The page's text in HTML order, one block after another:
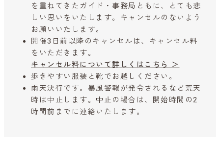
を重ねてきたガイド・事務局ともに、とても悲
しい思いをいたします。キャンセルのないよう
お願いいたします。
開催3日前以降のキャンセルは、キャンセル料
をいただきます。
キャンセル料について詳しくはこちら ＞
歩きやすい服装と靴でお越しください。
雨天決行です。暴風警報が発令されるなど荒天
時は中止します。中止の場合は、開始時間の2
時間前までに連絡いたします。